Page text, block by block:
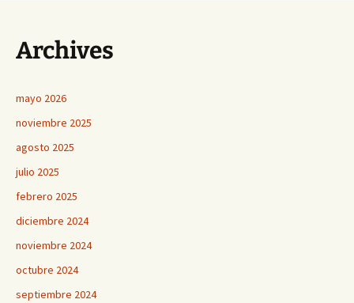
entradas
Archives
mayo 2026
noviembre 2025
agosto 2025
julio 2025
febrero 2025
diciembre 2024
noviembre 2024
octubre 2024
septiembre 2024